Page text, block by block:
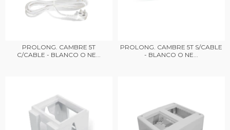
PROLONG. CAMBRE 5T
C/CABLE - BLANCO O NE...
PROLONG. CAMBRE 5T S/CABLE
- BLANCO O NE...